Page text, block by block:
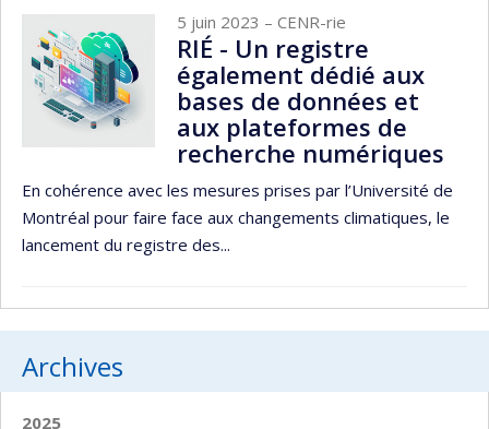
5 juin 2023 – CENR-rie
RIÉ - Un registre
également dédié aux
bases de données et
aux plateformes de
recherche numériques
En cohérence avec les mesures prises par l’Université de
Montréal pour faire face aux changements climatiques, le
lancement du registre des...
Archives
2025